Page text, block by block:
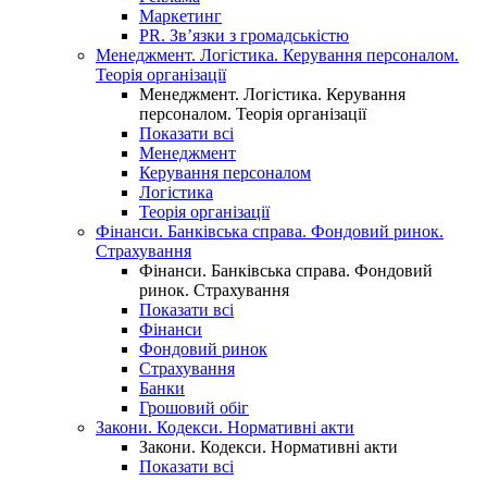
Маркетинг
PR. Зв’язки з громадськістю
Менеджмент. Логістика. Керування персоналом.
Теорія організації
Менеджмент. Логістика. Керування
персоналом. Теорія організації
Показати всі
Менеджмент
Керування персоналом
Логістика
Теорія організації
Фінанси. Банківська справа. Фондовий ринок.
Страхування
Фінанси. Банківська справа. Фондовий
ринок. Страхування
Показати всі
Фінанси
Фондовий ринок
Страхування
Банки
Грошовий обіг
Закони. Кодекси. Нормативні акти
Закони. Кодекси. Нормативні акти
Показати всі